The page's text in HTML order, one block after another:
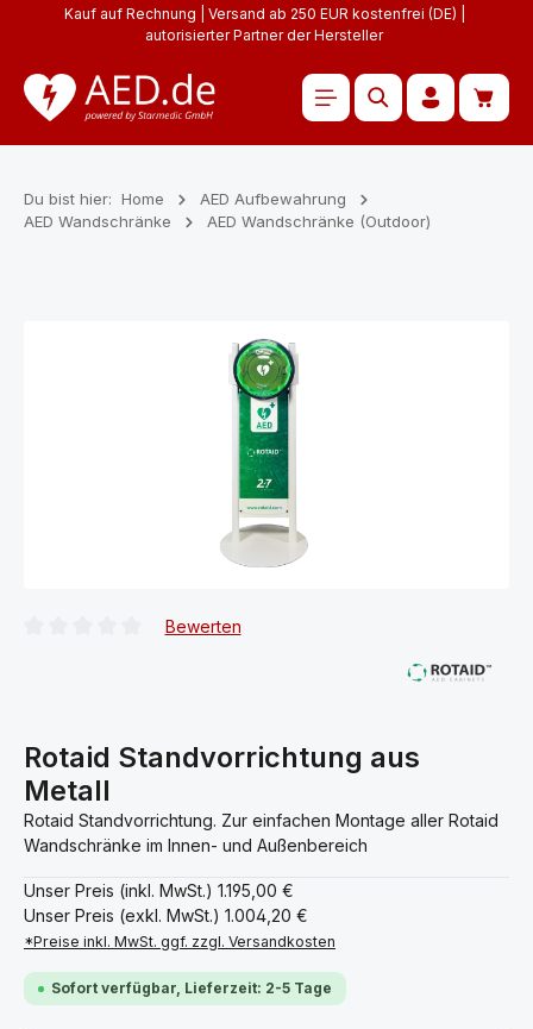
Zum Hauptinhalt springen
Kauf auf Rechnung | Versand ab 250 EUR kostenfrei (DE) |
autorisierter Partner der Hersteller
Du bist hier: Home
AED Aufbewahrung
AED Wandschränke
AED Wandschränke (Outdoor)
Bewerten
Rotaid Standvorrichtung aus
Metall
Rotaid Standvorrichtung. Zur einfachen Montage aller Rotaid
Wandschränke im Innen- und Außenbereich
Unser Preis (inkl. MwSt.) 1.195,00 €
Unser Preis (exkl. MwSt.) 1.004,20 €
*Preise inkl. MwSt. ggf. zzgl. Versandkosten
Sofort verfügbar, Lieferzeit: 2-5 Tage